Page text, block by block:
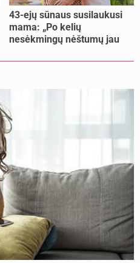
43-ejų sūnaus susilaukusi
mama: „Po kelių
nesėkmingų nėštumų jau